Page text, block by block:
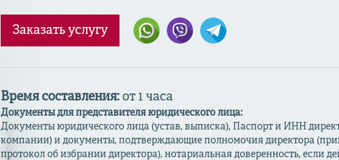
Заказать услугу
Время составления:от 1 часа
Документы для представителя юридического лица:
Документы юридического лица (устав, выписка), Паспорт и ИНН
компании) и документы, подтверждающие полномочия директора
протокол об избрании директора), нотариальная доверенность, если